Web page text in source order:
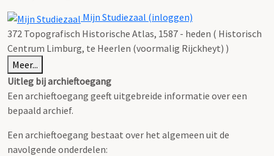
Mijn Studiezaal (inloggen)
372 Topografisch Historische Atlas, 1587 - heden ( Historisch
Centrum Limburg, te Heerlen (voormalig Rijckheyt) )
Meer...
Uitleg bij archieftoegang
Een archieftoegang geeft uitgebreide informatie over een
bepaald archief.
Een archieftoegang bestaat over het algemeen uit de
navolgende onderdelen: